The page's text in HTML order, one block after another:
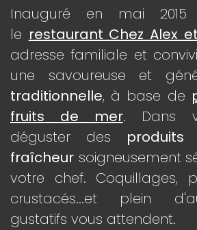
Inauguré en mai 2015
le restaurant Chez Alex
adresse familiale et
une savoureuse et
traditionnelle, à base de
fruits de mer. Dans
déguster des
fraîcheur soigneusement
votre chef. Coquillages,
crustacés...et plein
gustatifs vous attendent.